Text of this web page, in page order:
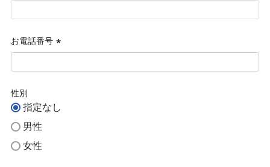
お電話番号
(必
須)
性別
指定なし
男性
女性